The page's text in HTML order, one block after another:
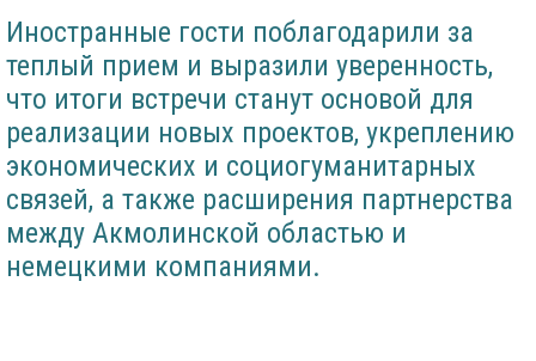
Иностранные гости поблагодарили за
теплый прием и выразили уверенность,
что итоги встречи станут основой для
реализации новых проектов, укреплению
экономических и социогуманитарных
связей, а также расширения партнерства
между Акмолинской областью и
немецкими компаниями.